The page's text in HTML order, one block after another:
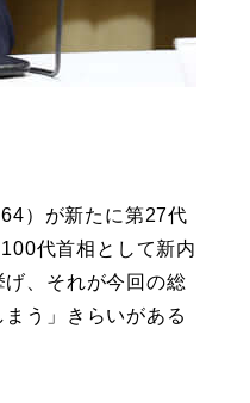
）が新たに第27代
代首相として新内
、それが今回の総
う」きらいがある